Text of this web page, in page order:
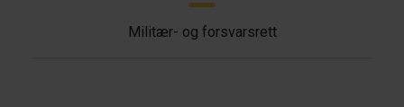
Militær- og forsvarsrett